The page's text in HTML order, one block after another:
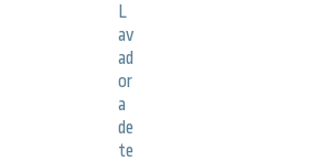
L
av
ad
or
a
de
te